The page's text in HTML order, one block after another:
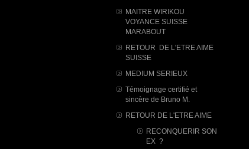
MAITRE WIRIKOU
VOYANCE SUISSE
MARABOUT
RETOUR DE L'ETRE AIME
SUISSE
MEDIUM SERIEUX
Témoignage certifié et
sincère de Bruno M.
RETOUR DE L'ETRE AIME
RECONQUERIR SON
EX ?